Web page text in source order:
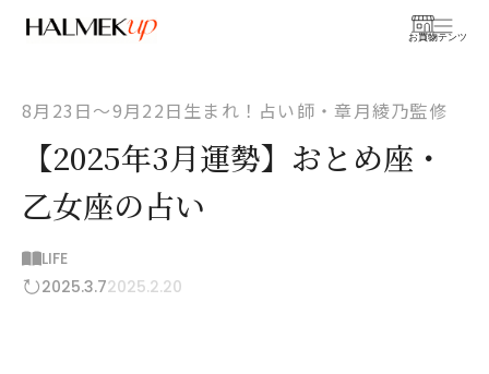
お買物
コンテンツ
8月23日〜9月22日生まれ！占い師・章月綾乃監修
【2025年3月運勢】おとめ座・
乙女座の占い
LIFE
2025.3.72025.2.20